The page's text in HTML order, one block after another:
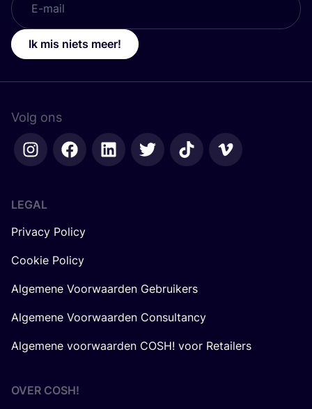
Ik mis niets meer!
Volg ons
LEGAL
Privacy Policy
Cookie Policy
Algemene Voorwaarden Gebruikers
Algemene Voorwaarden Consultancy
Algemene voorwaarden COSH! voor Retailers
OVER COSH!